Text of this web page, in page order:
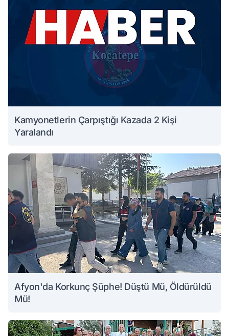
Kamyonetlerin Çarpıştığı Kazada 2 Kişi
Yaralandı
Afyon'da Korkunç Şüphe! Düştü Mü, Öldürüldü
Mü!